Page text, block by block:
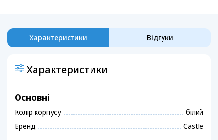
Характеристики Відгуки
Характеристики
Основні
Колір корпусу
білий
Бренд
Castle